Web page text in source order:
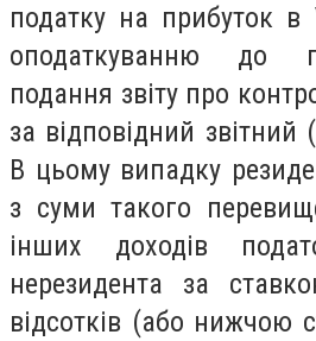
податку на прибуток в
оподаткуванню до
подання звіту про
за відповідний звітний
В цьому випадку
з суми такого
інших доходів
нерезидента за
відсотків (або нижчою